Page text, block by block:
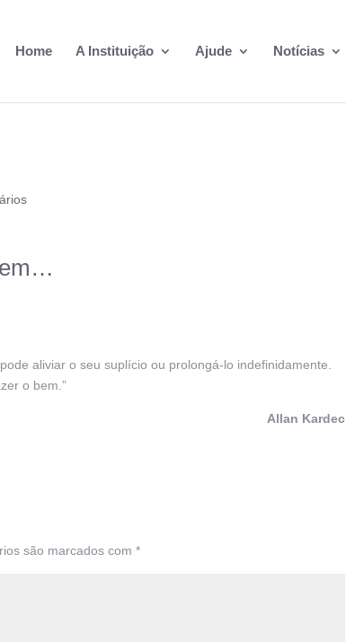
Home A Instituição Ajude Notícias
aliviar o seu suplício ou prolongá-lo indefinidamente.
o bem.”
Allan Kardec
são marcados com*